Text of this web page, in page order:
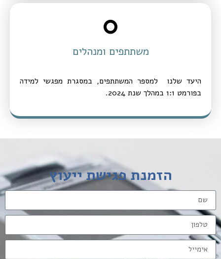
משתתפים ומנהלים
0
היעד שלנו למספר המשתתפים, במסגרת מפגשי למידה
בפורמט 1:1 במהלך שנת 2024.
הזמנת פגישת ייעוץ